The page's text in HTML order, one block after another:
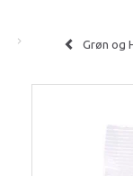
Grøn og